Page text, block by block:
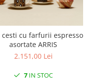
cesti cu farfurii espresso
asortate ARRIS
2.151,00 Lei
7 IN STOC